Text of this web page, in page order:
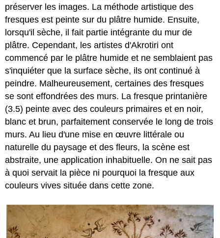
préserver les images. La méthode artistique des
fresques est peinte sur du plâtre humide. Ensuite,
lorsqu'il sèche, il fait partie intégrante du mur de
plâtre. Cependant, les artistes d'Akrotiri ont
commencé par le plâtre humide et ne semblaient pas
s'inquiéter que la surface sèche, ils ont continué à
peindre. Malheureusement, certaines des fresques
se sont effondrées des murs. La fresque printanière
(3.5) peinte avec des couleurs primaires et en noir,
blanc et brun, parfaitement conservée le long de trois
murs. Au lieu d'une mise en œuvre littérale ou
naturelle du paysage et des fleurs, la scène est
abstraite, une application inhabituelle. On ne sait pas
à quoi servait la pièce ni pourquoi la fresque aux
couleurs vives située dans cette zone.